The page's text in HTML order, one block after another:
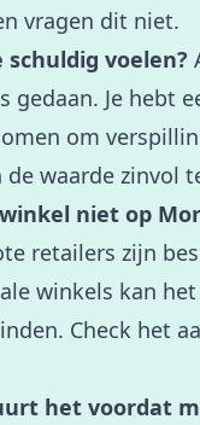
vragen dit niet.
voelen?
gedaan. Je hebt
om
waarde zinvol
niet op
retailers zijn
winkels kan
Check het
het voordat